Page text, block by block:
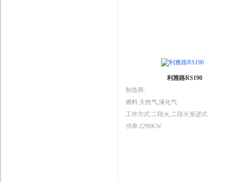
利雅路RS190
制造商:
燃料:天然气,液化气
工作方式:二段火,二段火渐进式
功率:2290KW